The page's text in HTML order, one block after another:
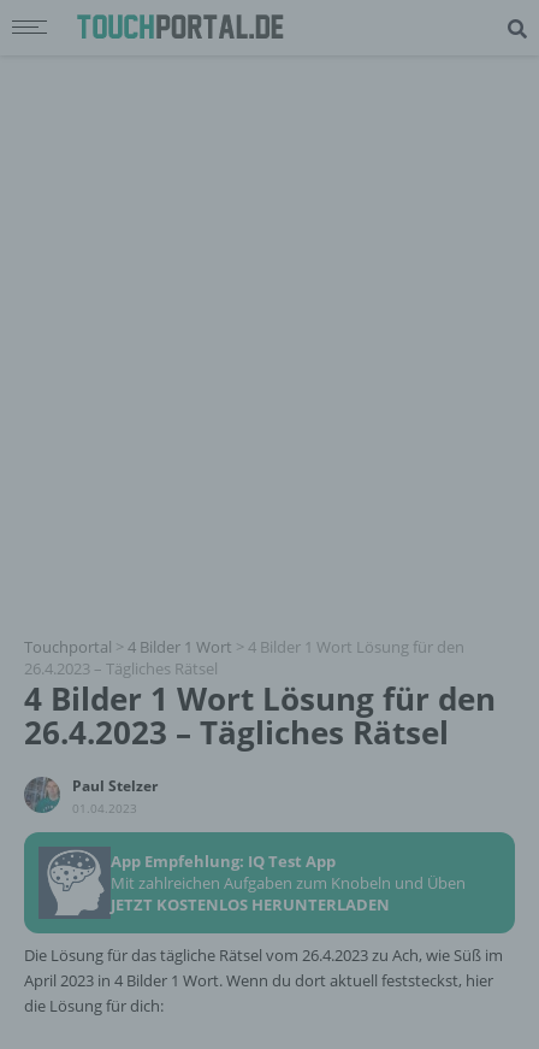
Touchportal > 4 Bilder 1 Wort > 4 Bilder 1 Wort Lösung für den
26.4.2023 – Tägliches Rätsel
4 Bilder 1 Wort Lösung für den
26.4.2023 – Tägliches Rätsel
Paul Stelzer
01.04.2023
App Empfehlung: IQ Test App
Mit zahlreichen Aufgaben zum Knobeln und Üben
JETZT KOSTENLOS HERUNTERLADEN
Die Lösung für das tägliche Rätsel vom 26.4.2023 zu Ach, wie Süß im
April 2023 in 4 Bilder 1 Wort. Wenn du dort aktuell feststeckst, hier
die Lösung für dich: